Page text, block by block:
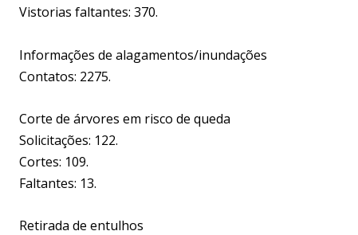
Vistorias faltantes: 370.
Informações de alagamentos/inundações
Contatos: 2275.
Corte de árvores em risco de queda
Solicitações: 122.
Cortes: 109.
Faltantes: 13.
Retirada de entulhos